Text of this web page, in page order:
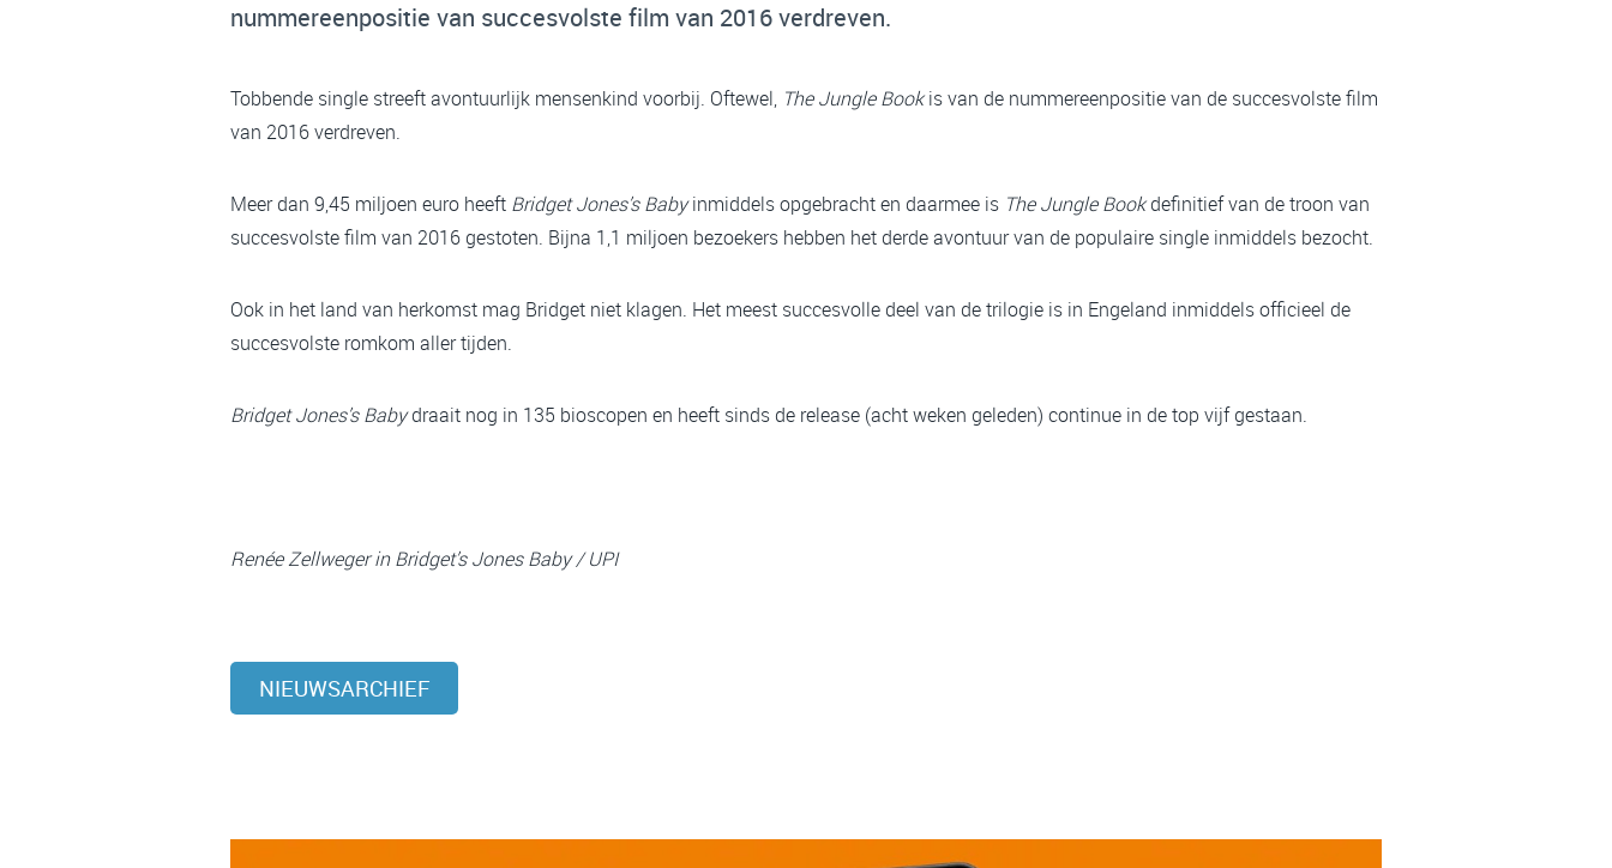
nummereenpositie van succesvolste film van 2016 verdreven.
Tobbende single streeft avontuurlijk mensenkind voorbij. Oftewel, The Jungle Bookis van de nummereenpositie van de succesvolste film
van 2016 verdreven.
Meer dan 9,45 miljoen euro heeft Bridget Jones’s Babyinmiddels opgebracht en daarmee is The Jungle Bookdefinitief van de troon van
succesvolste film van 2016 gestoten. Bijna 1,1 miljoen bezoekers hebben het derde avontuur van de populaire single inmiddels bezocht.
Ook in het land van herkomst mag Bridget niet klagen. Het meest succesvolle deel van de trilogie is in Engeland inmiddels officieel de
succesvolste romkom aller tijden.
Bridget Jones’s Babydraait nog in 135 bioscopen en heeft sinds de release (acht weken geleden) continue in de top vijf gestaan.
Renée Zellweger in Bridget’s Jones Baby / UPI
NIEUWSARCHIEF